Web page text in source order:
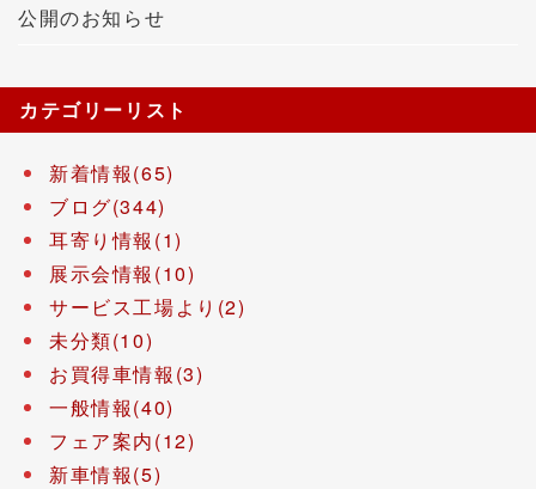
公開のお知らせ
カテゴリーリスト
新着情報(65)
ブログ(344)
耳寄り情報(1)
展示会情報(10)
サービス工場より(2)
未分類(10)
お買得車情報(3)
一般情報(40)
フェア案内(12)
新車情報(5)